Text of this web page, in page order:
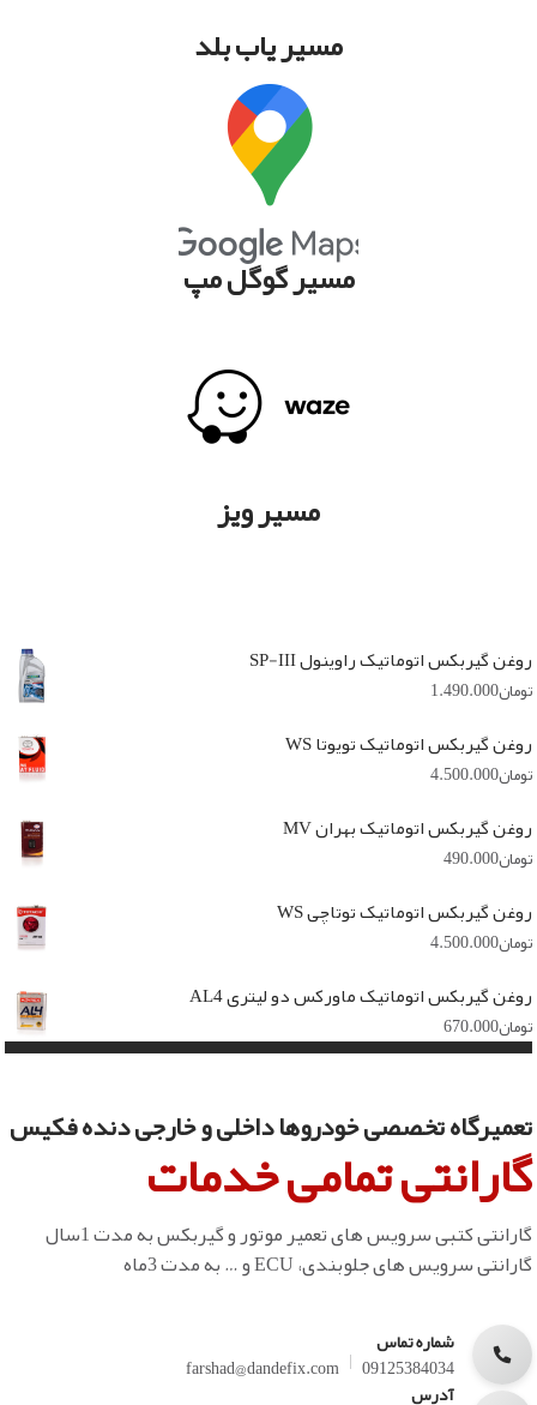
مسیر یاب بلد
مسیر گوگل مپ
مسیر ویز
روغن گیربکس اتوماتیک راوینول SP-III
تومان1.490.000
روغن گیربکس اتوماتیک تویوتا WS
تومان4.500.000
روغن گیربکس اتوماتیک بهران MV
تومان490.000
روغن گیربکس اتوماتیک توتاچی WS
تومان4.500.000
روغن گیربکس اتوماتیک ماورکس دو لیتری AL4
تومان670.000
تعمیرگاه تخصصی خودروها داخلی و خارجی دنده فکیس
گارانتی تمامی خدمات
گارانتی کتبی سرویس های تعمیر موتور و گیربکس به مدت 1سال
گارانتی سرویس های جلوبندی، ECU و … به مدت 3ماه
شماره تماس
09125384034
farshad@dandefix.com
آدرس